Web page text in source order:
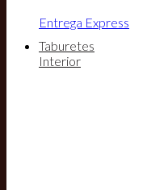
Entrega Express
Taburetes
Interior